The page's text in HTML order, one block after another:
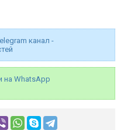
канал -
на WhatsApp